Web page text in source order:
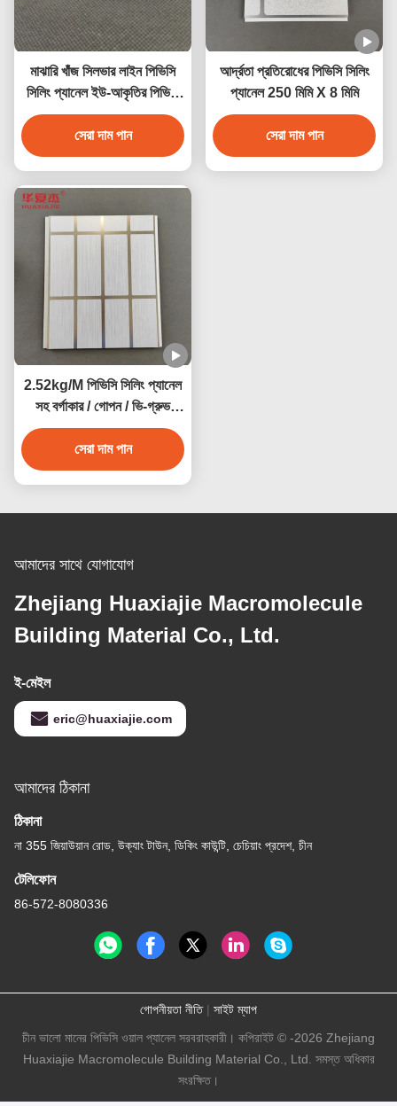
মাঝারি খাঁজ সিলভার লাইন পিভিসি
সিলিং প্যানেল ইউ-আকৃতির পিভিসি
প্যানেল
সেরা দাম পান
আর্দ্রতা প্রতিরোধের পিভিসি সিলিং
প্যানেল 250 মিমি X 8 মিমি
সেরা দাম পান
2.52kg/M পিভিসি সিলিং প্যানেল
সহ বর্গাকার / গোপন / ভি-গ্রুভ
প্রান্তের আর্দ্রতা প্রতিরোধের
সেরা দাম পান
আমাদের সাথে যোগাযোগ
Zhejiang Huaxiajie Macromolecule
Building Material Co., Ltd.
ই-মেইল
eric@huaxiajie.com
আমাদের ঠিকানা
ঠিকানা
না 355 জিয়াউয়ান রোড, উক্যাং টাউন, ডিকিং কাউন্টি, চেচিয়াং প্রদেশ, চীন
টেলিফোন
86-572-8080336
গোপনীয়তা নীতি| সাইট ম্যাপ
চীন ভালো মানের পিভিসি ওয়াল প্যানেল সরবরাহকারী। কপিরাইট © -2026 Zhejiang
Huaxiajie Macromolecule Building Material Co., Ltd. সমস্ত অধিকার
সংরক্ষিত।